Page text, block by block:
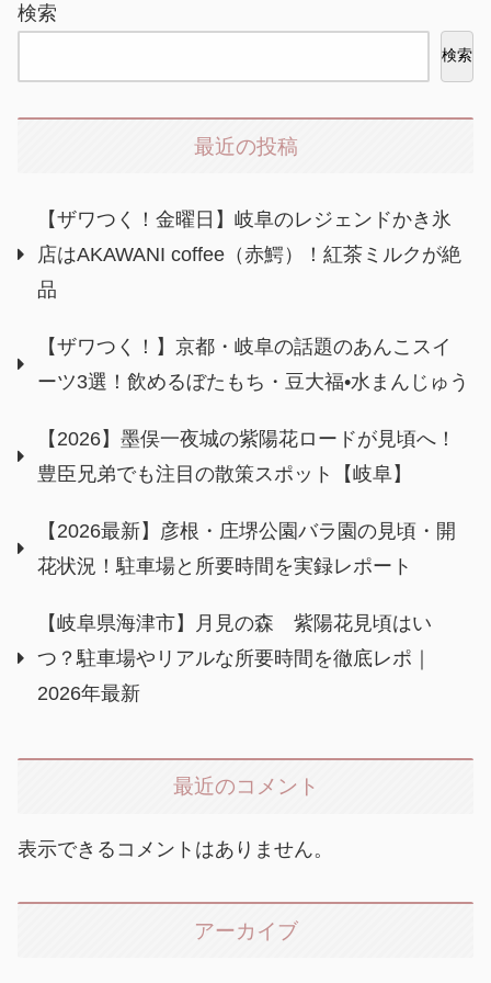
検索
検索
最近の投稿
【ザワつく！金曜日】岐阜のレジェンドかき氷
店はAKAWANI coffee（赤鰐）！紅茶ミルクが絶
品
【ザワつく！】京都・岐阜の話題のあんこスイ
ーツ3選！飲めるぼたもち・豆大福•水まんじゅう
【2026】墨俣一夜城の紫陽花ロードが見頃へ！
豊臣兄弟でも注目の散策スポット【岐阜】
【2026最新】彦根・庄堺公園バラ園の見頃・開
花状況！駐車場と所要時間を実録レポート
【岐阜県海津市】月見の森 紫陽花見頃はい
つ？駐車場やリアルな所要時間を徹底レポ｜
2026年最新
最近のコメント
表示できるコメントはありません。
アーカイブ